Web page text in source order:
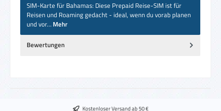
SIM-Karte für Bahamas: Diese Prepaid Reise-SIM ist für
Reisen und Roaming gedacht - ideal, wenn du vorab planen
und vor… Mehr
Bewertungen
Kostenloser Versand ab 50 €